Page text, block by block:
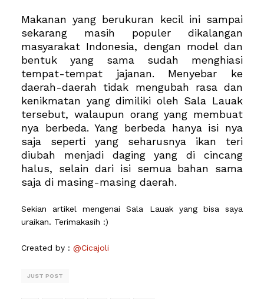
Makanan yang berukuran kecil ini sampai
sekarang masih populer dikalangan
masyarakat Indonesia, dengan model dan
bentuk yang sama sudah menghiasi
tempat-tempat jajanan. Menyebar ke
daerah-daerah tidak mengubah rasa dan
kenikmatan yang dimiliki oleh Sala Lauak
tersebut, walaupun orang yang membuat
nya berbeda. Yang berbeda hanya isi nya
saja seperti yang seharusnya ikan teri
diubah menjadi daging yang di cincang
halus, selain dari isi semua bahan sama
saja di masing-masing daerah.
Sekian artikel mengenai Sala Lauak yang bisa saya
uraikan. Terimakasih :)
Created by : @Cicajoli
JUST POST